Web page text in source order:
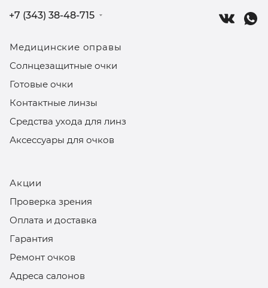
Медицинские оправы
Солнцезащитные очки
Готовые очки
Контактные линзы
Средства ухода для линз
Аксессуары для очков
Акции
Проверка зрения
Оплата и доставка
Гарантия
Ремонт очков
Адреса салонов
+7 (343) 38-48-715